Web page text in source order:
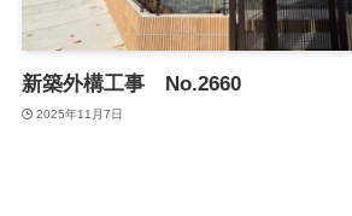
新築外構工事 No.2660
2025年11月7日